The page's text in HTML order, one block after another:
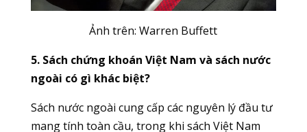
Ảnh trên: Warren Buffett
5. Sách chứng khoán Việt Nam và sách nước
ngoài có gì khác biệt?
Sách nước ngoài cung cấp các nguyên lý đầu tư
mang tính toàn cầu, trong khi sách Việt Nam